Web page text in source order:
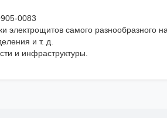
0083
самого разнообразного
и т. д.
и инфраструктуры.